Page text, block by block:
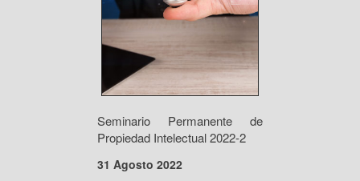
Seminario Permanente de
Propiedad Intelectual 2022-2
31 Agosto 2022